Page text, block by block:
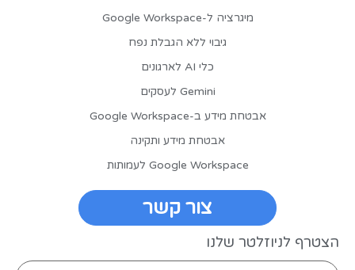
צור קשר
הצטרף לניוזלטר שלנו
מיגרציה ל-Google Workspace
גיבוי ללא הגבלת נפח
כלי AI לארגונים
Gemini לעסקים
אבטחת מידע ב-Google Workspace
אבטחת מידע ותקינה
Google Workspace לעמותות